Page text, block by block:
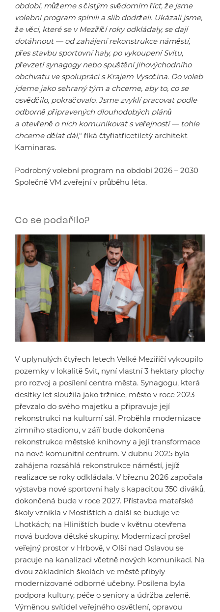
období, můžeme s čistým svědomím říct, že jsme
volební program splnili a slib dodrželi. Ukázali jsme,
že věci, které se v Meziříčí roky odkládaly, se dají
dotáhnout — od zahájení rekonstrukce náměstí,
přes stavbu sportovní haly, po vykoupení Svitu,
převzetí synagogy nebo spuštění jihovýchodního
obchvatu ve spolupráci s Krajem Vysočina. Do voleb
jdeme jako sehraný tým a chceme, aby to, co se
osvědčilo, pokračovalo. Jsme zvyklí pracovat podle
odborně připravených dlouhodobých plánů
a otevřeně o nich komunikovat s veřejností — tohle
chceme dělat dál,“ říká čtyřiatřicetiletý architekt
Kaminaras.
Podrobný volební program na období 2026 – 2030
Společně VM zveřejní v průběhu léta.
Co se podařilo?
V uplynulých čtyřech letech Velké Meziříčí vykoupilo
pozemky v lokalitě Svit, nyní vlastní 3 hektary plochy
pro rozvoj a posílení centra města. Synagogu, která
desítky let sloužila jako tržnice, město v roce 2023
převzalo do svého majetku a připravuje její
rekonstrukci na kulturní sál. Proběhla modernizace
zimního stadionu, v září bude dokončena
rekonstrukce městské knihovny a její transformace
na nové komunitní centrum. V dubnu 2025 byla
zahájena rozsáhlá rekonstrukce náměstí, jejíž
realizace se roky odkládala. V březnu 2026 započala
výstavba nové sportovní haly s kapacitou 350 diváků,
dokončená bude v roce 2027. Přístavba mateřské
školy vznikla v Mostištích a další se buduje ve
Lhotkách; na Hliništích bude v květnu otevřena
nová budova dětské skupiny. Modernizací prošel
veřejný prostor v Hrbově, v Olší nad Oslavou se
pracuje na kanalizaci včetně nových komunikací. Na
dvou základních školách ve městě přibyly
modernizované odborné učebny. Posílena byla
podpora kultury, péče o seniory a údržba zeleně.
Výměnou svítidel veřejného osvětlení, opravou